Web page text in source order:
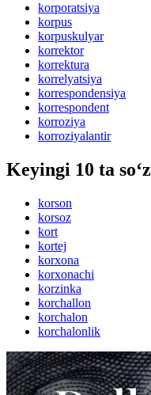
korporatsiya
korpus
korpuskulyar
korrektor
korrektura
korrelyatsiya
korrespondensiya
korrespondent
korroziya
korroziyalantir
Keyingi 10 ta so‘z
korson
korsoz
kort
kortej
korxona
korxonachi
korzinka
korchallon
korchalon
korchalonlik